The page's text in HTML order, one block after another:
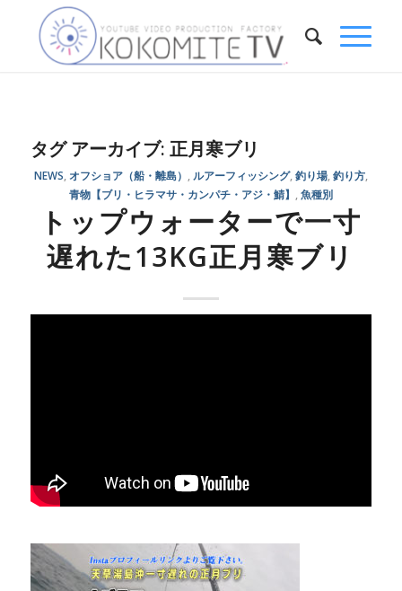
タグ アーカイブ: 正月寒ブリ
NEWS オフショア（船・離島） ルアーフィッシング, 釣り場, 釣り方,
青物【ブリ・ヒラマサ・カンパチ・アジ・鯖】
魚種別
トップウォーターで一寸
遅れた13KG正月寒ブリ